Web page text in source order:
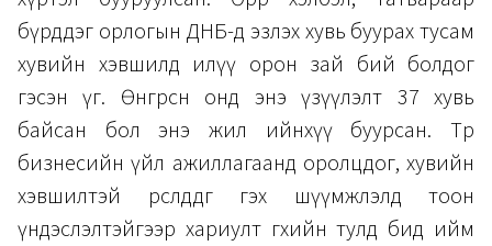
бүрддэг орлогын ДНБ-д эзлэх хувь буурах тусам
хувийн хэвшилд илүү орон зай бий болдог
гэсэн үг. Өнгөрсөн онд энэ үзүүлэлт 37 хувь
байсан бол энэ жил ийнхүү буурсан. Төр
бизнесийн үйл ажиллагаанд оролцдог, хувийн
хэвшилтэй өрсөлддөг гэх шүүмжлэлд тоон
үндэслэлтэйгээр хариулт өгөхийн тулд бид ийм